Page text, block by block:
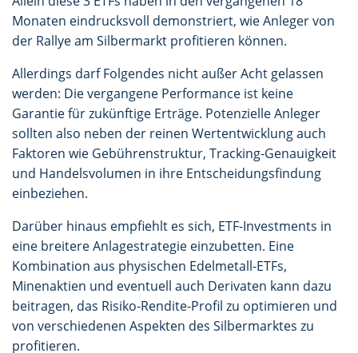
Monaten eindrucksvoll demonstriert, wie Anleger von
der Rallye am Silbermarkt profitieren können.
Allerdings darf Folgendes nicht außer Acht gelassen
werden: Die vergangene Performance ist keine
Garantie für zukünftige Erträge. Potenzielle Anleger
sollten also neben der reinen Wertentwicklung auch
Faktoren wie Gebührenstruktur, Tracking-Genauigkeit
und Handelsvolumen in ihre Entscheidungsfindung
einbeziehen.
Darüber hinaus empfiehlt es sich, ETF-Investments in
eine breitere Anlagestrategie einzubetten. Eine
Kombination aus physischen Edelmetall-ETFs,
Minenaktien und eventuell auch Derivaten kann dazu
beitragen, das Risiko-Rendite-Profil zu optimieren und
von verschiedenen Aspekten des Silbermarktes zu
profitieren.